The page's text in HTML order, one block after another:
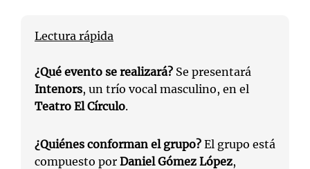
Lectura rápida
¿Qué evento se realizará? Se presentará
Intenors, un trío vocal masculino, en el
Teatro El Círculo.
¿Quiénes conforman el grupo? El grupo está
compuesto por Daniel Gómez López,